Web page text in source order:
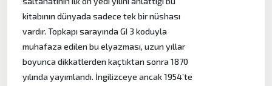
kitabının dünyada sadece tek bir nüshası
vardır. Topkapı sarayında GI 3 koduyla
muhafaza edilen bu elyazması, uzun yıllar
boyunca dikkatlerden kaçtıktan sonra 1870
yılında yayımlandı. İngilizceye ancak 1954’te